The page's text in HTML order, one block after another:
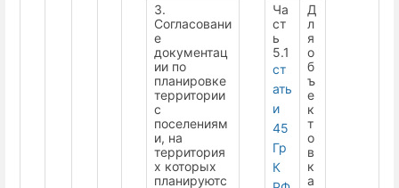
3.
Согласовани
е
документац
ии по
планировке
территории
с
поселениям
и, на
территория
х которых
планируютс
Ча
ст
ь
5.1
ст
ать
и
45
Гр
К
Д
л
я
о
б
ъ
е
к
т
о
в
к
а